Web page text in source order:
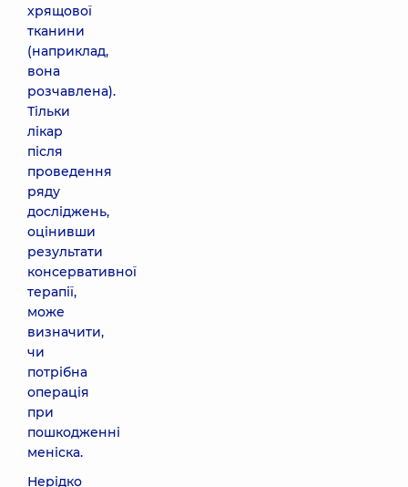
хрящової
тканини
(наприклад,
вона
розчавлена).
Тільки
лікар
після
проведення
ряду
досліджень,
оцінивши
результати
консервативної
терапії,
може
визначити,
чи
потрібна
операція
при
пошкодженні
меніска.
Нерідко